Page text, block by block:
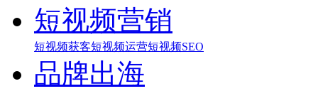
短视频营销
短视频获客短视频运营短视频SEO
品牌出海